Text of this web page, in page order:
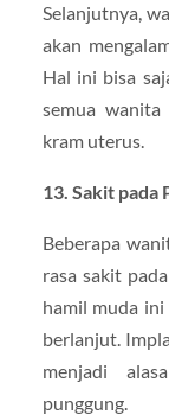
Selanjutnya,
akan
Hal ini bisa
semua wanita
kram uterus.
13. Sakit pada
Beberapa
rasa sakit
hamil muda
berlanjut.
menjadi
punggung.